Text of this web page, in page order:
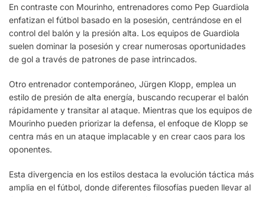
En contraste con Mourinho, entrenadores como Pep Guardiola
enfatizan el fútbol basado en la posesión, centrándose en el
control del balón y la presión alta. Los equipos de Guardiola
suelen dominar la posesión y crear numerosas oportunidades
de gol a través de patrones de pase intrincados.
Otro entrenador contemporáneo, Jürgen Klopp, emplea un
estilo de presión de alta energía, buscando recuperar el balón
rápidamente y transitar al ataque. Mientras que los equipos de
Mourinho pueden priorizar la defensa, el enfoque de Klopp se
centra más en un ataque implacable y en crear caos para los
oponentes.
Esta divergencia en los estilos destaca la evolución táctica más
amplia en el fútbol, donde diferentes filosofías pueden llevar al